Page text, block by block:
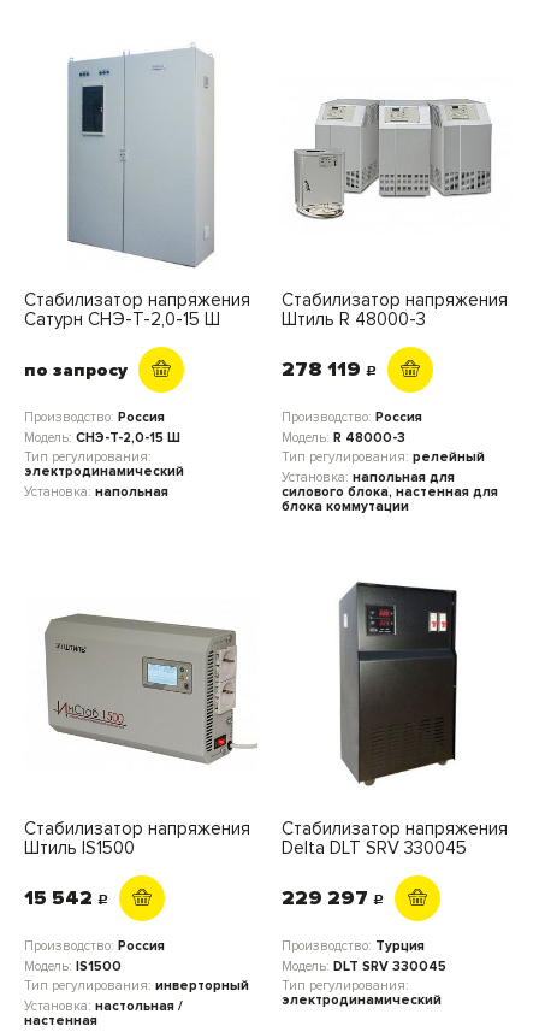
Стабилизатор напряжения
Сатурн СНЭ-Т-2,0-15 Ш
по запросу
Производство: Россия
Модель: СНЭ-Т-2,0-15 Ш
Тип регулирования:
электродинамический
Установка: напольная
Стабилизатор напряжения
Штиль R 48000-3
278 119 c
Производство: Россия
Модель: R 48000-3
Тип регулирования: релейный
Установка: напольная для
силового блока, настенная для
блока коммутации
Стабилизатор напряжения
Штиль IS1500
15 542 c
Производство: Россия
Модель: IS1500
Тип регулирования: инверторный
Установка: настольная /
настенная
Стабилизатор напряжения
Delta DLT SRV 330045
229 297 c
Производство: Турция
Модель: DLT SRV 330045
Тип регулирования:
электродинамический